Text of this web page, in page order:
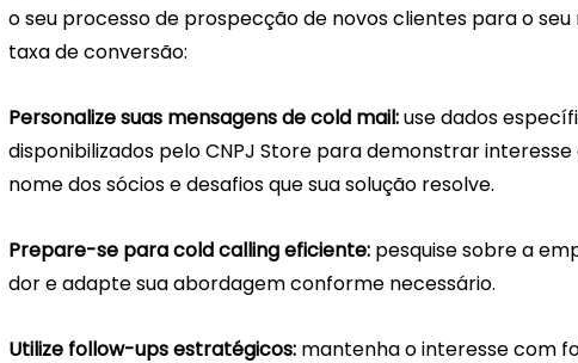
o seu processo de prospecção de novos clientes para o
taxa de conversão:
Personalize suas mensagens de cold mail: use dados
disponibilizados pelo CNPJ Store para demonstrar
nome dos sócios e desafios que sua solução resolve.
Prepare-se para cold calling eficiente: pesquise sobre a
dor e adapte sua abordagem conforme necessário.
Utilize follow-ups estratégicos: mantenha o interesse com